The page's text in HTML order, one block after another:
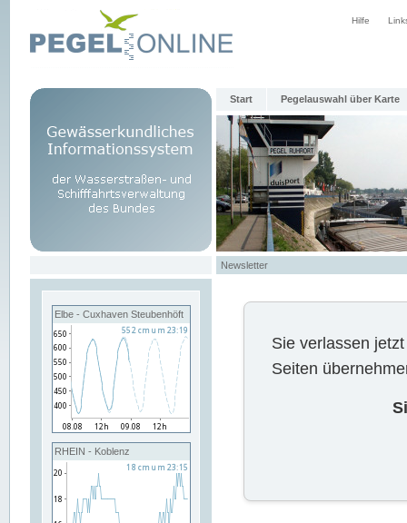
Hilfe
Start Pegelauswahl über Karte
Newsletter
Elbe - Cuxhaven Steubenhöft
RHEIN - Koblenz
Sie verlassen
Seiten